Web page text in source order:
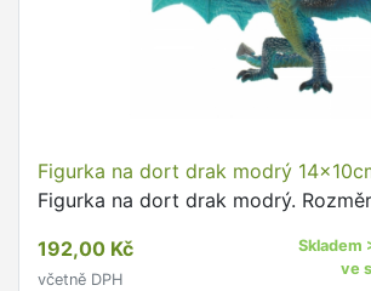
Figurka na dort drak modrý
Figurka na dort drak modrý.
192,00 Kč
včetně DPH
Skladem
ve